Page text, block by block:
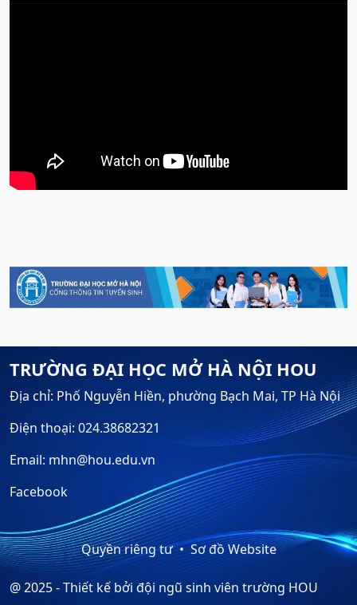
TRƯỜNG ĐẠI HỌC MỞ HÀ NỘI HOU
Địa chỉ: Phố Nguyễn Hiền, phường Bạch Mai, TP Hà Nội
Điện thoại: 024.38682321
Email: mhn@hou.edu.vn
Facebook
Quyền riêng tư Sơ đồ Website
@ 2025 - Thiết kế bởi đội ngũ sinh viên trường HOU